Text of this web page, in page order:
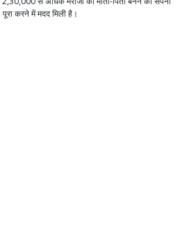
पूरा करने में मदद मिली है।